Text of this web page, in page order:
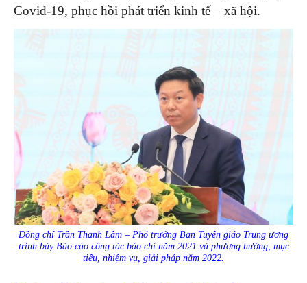
Covid-19, phục hồi phát triển kinh tế – xã hội.
Đồng chí Trần Thanh Lâm – Phó trưởng Ban Tuyên giáo Trung ương
trình bày Báo cáo công tác báo chí năm 2021 và phương hướng, mục
tiêu, nhiệm vụ, giải pháp năm 2022.